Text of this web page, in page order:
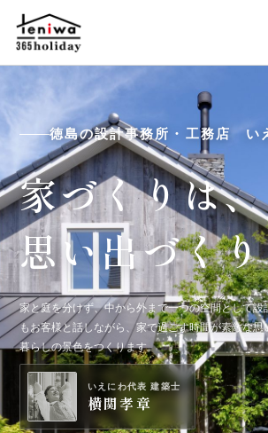
徳島の設計事務所・工務店 い
家づくりは、
思い出づくり
家と庭を分けず、中から外まで一つの空間として設
もお客様と話しながら、家で過ごす時間が素敵な思
暮らしの景色をつくります。
いえにわ代表 建築士
横関孝章